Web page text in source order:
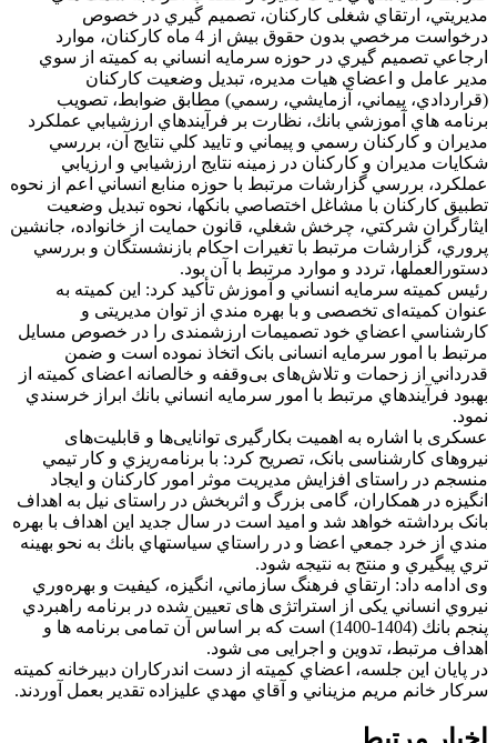
مديريتي، ارتقاي شغلی کارکنان، تصميم گيري در خصوص
درخواست مرخصي بدون حقوق بيش از 4 ماه كاركنان، موارد
ارجاعي تصميم گيري در حوزه سرمايه انساني به كميته از سوي
مدير عامل و اعضاي هيات مديره، تبديل وضعيت كاركنان
(قراردادي،‌ پيماني، آزمايشي، ‌رسمي) مطابق ضوابط، تصويب
برنامه هاي آموزشي بانك، نظارت بر فرآيندهاي ارزشيابي عملكرد
مديران و كاركنان رسمي و پيماني و تاييد كلي نتايج آن، بررسي
شكايات مديران و كاركنان در زمينه نتايج ارزشيابي و ارزيابي
عملكرد، بررسي گزارشات مرتبط با حوزه منابع انساني اعم از نحوه
تطبيق كاركنان با مشاغل اختصاصي بانكها، نحوه تبديل وضعيت
ايثارگران شركتي، چرخش شغلي، قانون حمايت از خانواده، جانشين
پروري، گزارشات مرتبط با تغيرات احكام بازنشستگان و بررسي
دستورالعملها، تردد و موارد مرتبط با آن بود.
رئيس كميته سرمايه انساني و آموزش تأكيد كرد: این كميته به
عنوان کمیته‌ای تخصصی و با بهره مندي از توان مدیریتی و
كارشناسي اعضاي خود تصمیمات ارزشمندی را در خصوص مسایل
مرتبط با امور سرمایه انسانی بانک اتخاذ نموده است و ضمن
قدرداني از زحمات و تلاش‌های بی‌وقفه و خالصانه‌ اعضای کمیته از
بهبود فرآيندهاي مرتبط با امور سرمايه انساني بانك ابراز خرسندي
نمود.
عسکری با اشاره به اهميت بکارگیری توانایی‌ها و قابلیت‌های
نیروهای کارشناسی بانک، تصریح کرد: با برنامه‌ريزي و كار تيمي
منسجم در راستای افزایش مدیریت موثر امور کارکنان و ایجاد
انگیزه در همکاران، گامی بزرگ و اثربخش در راستای نیل به اهداف
بانک برداشته خواهد شد و اميد است در سال جدید اين اهداف با بهره
مندي از خرد جمعي اعضا و در راستاي سياستهاي بانك به نحو بهينه
تري پيگيري و منتج به نتيجه شود.
وی ادامه داد: ارتقاي فرهنگ سازماني،‌ انگيزه، كيفيت و بهره‌وري
نيروي انساني یکی از استراتژی های تعیین شده در برنامه راهبردي
پنجم بانك (1404-1400) است که بر اساس آن تمامی برنامه ها و
اهداف مرتبط، تدوین و اجرایی می شود.
در پايان این جلسه، اعضاي كميته از دست اندركاران دبيرخانه كميته
سركار خانم مريم مزيناني و آقاي مهدي عليزاده تقدير بعمل آوردند.